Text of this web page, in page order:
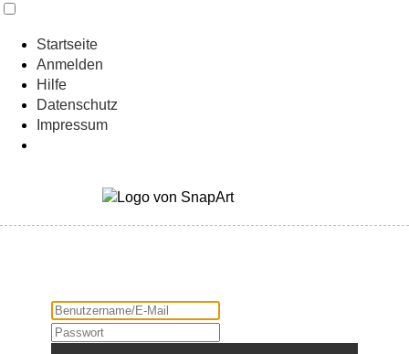
Startseite
Anmelden
Hilfe
Datenschutz
Impressum